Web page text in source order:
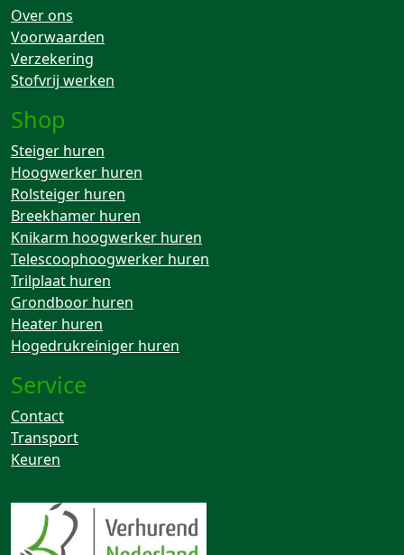
Over ons
Voorwaarden
Verzekering
Stofvrij werken
Shop
Steiger huren
Hoogwerker huren
Rolsteiger huren
Breekhamer huren
Knikarm hoogwerker huren
Telescoophoogwerker huren
Trilplaat huren
Grondboor huren
Heater huren
Hogedrukreiniger huren
Service
Contact
Transport
Keuren